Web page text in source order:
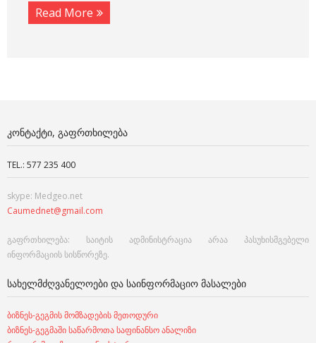
Read More
ᲙᲝᲜᲢᲐᲥᲢᲘ, ᲒᲐᲤᲠᲗᲮᲘᲚᲔᲑᲐ
TEL.: 577 235 400
skype: Medgeo.net
Caumednet@gmail.com
გაფრთხილება: საიტის ადმინისტრაცია არაა პასუხისმგებელი
ინფორმაციის სისწორეზე.
ᲡᲐᲮᲔᲚᲛᲫᲦᲕᲐᲜᲔᲚᲝᲔᲑᲘ ᲓᲐ ᲡᲐᲘᲜᲤᲝᲠᲛᲐᲪᲘᲝ ᲛᲐᲡᲐᲚᲔᲑᲘ
ბიზნეს-გეგმის მომზადების მეთოდური
ბიზნეს-გეგმაში საწარმოთა საფინანსო ანალიზი